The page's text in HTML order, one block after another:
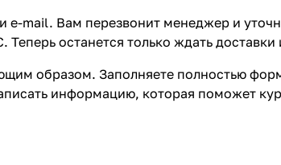
mail. Вам перезвонит менеджер и
останется только ждать доставки
образом. Заполняете полностью
информацию, которая поможет